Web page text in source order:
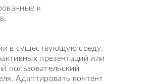
к
в существующую среду.
презентаций или
пользовательский
Адаптировать контент